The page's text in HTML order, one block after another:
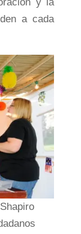
a cada